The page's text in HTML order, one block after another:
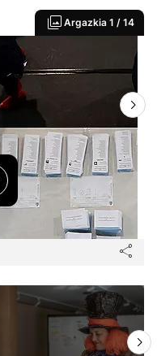
Argazkia 1 / 14